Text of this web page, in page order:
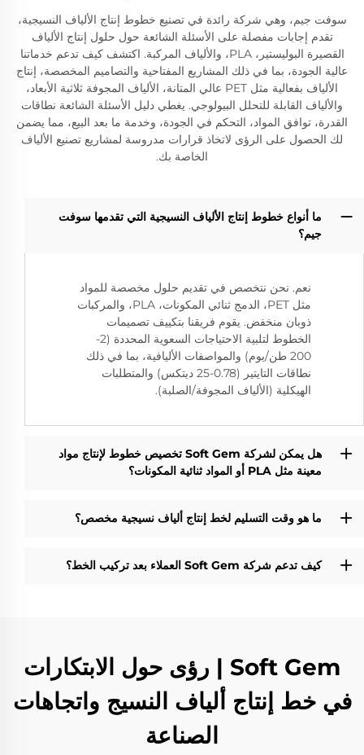
سوفت جيم، وهي شركة رائدة في تصنيع خطوط إنتاج الألياف النسيجية،
تقدم إجابات مفصلة على الأسئلة الشائعة حول حلول إنتاج الألياف
القصيرة البوليستير، PLA، والألياف المركبة. اكتشف كيف تدعم خدماتنا
عالية الجودة، بما في ذلك المشاريع المفتاحية والتصاميم المخصصة، إنتاج
الألياف بفعالية مثل PET عالي المتانة، الألياف المجوفة ثلاثية الأبعاد،
والألياف القابلة للتحلل البيولوجي. يغطي دليل الأسئلة الشائعة نطاقات
القدرة، توافق المواد، التحكم في الجودة، وخدمة ما بعد البيع، مما يضمن
لك الحصول على الرؤى لاتخاذ قرارات مدروسة لمشاريع تصنيع الألياف
الخاصة بك.
ما أنواع خطوط إنتاج الألياف النسيجية التي تقدمها سوفت
جيم؟
نعم. نحن نتخصص في تقديم حلول مخصصة للمواد
مثل PET، الدمج ثنائي المكونات، PLA، والمركبات
ذوبان منخفض. يقوم فريقنا بتكييف تصميمات
الخطوط لتلبية الاحتياجات السعوية المحددة (2-
200 طن/يوم) والمواصفات الأليافية، بما في ذلك
نطاقات التايتير (0.78-25 ديتكس) والمتطلبات
الهيكلية (الألياف المجوفة/الصلبة).
هل يمكن لشركة Soft Gem تخصيص خطوط لإنتاج مواد
معينة مثل PLA أو المواد ثنائية المكونات؟
ما هو وقت التسليم لخط إنتاج ألياف نسيجية مخصص؟
كيف تدعم شركة Soft Gem العملاء بعد تركيب الخط؟
Soft Gem | رؤى حول الابتكارات
في خط إنتاج ألياف النسيج واتجاهات
الصناعة